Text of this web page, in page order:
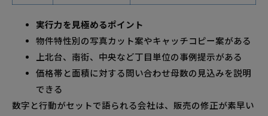
実行力を見極めるポイント
物件特性別の写真カット案やキャッチコピー案がある
上北台、南街、中央など丁目単位の事例提示がある
価格帯と面積に対する問い合わせ母数の見込みを説明
できる
数字と行動がセットで語られる会社は、販売の修正が素早い